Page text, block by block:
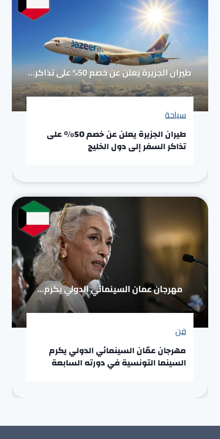
سياحة
طيران الجزيرة يعلن عن خصم 50% على
تذاكر السفر إلى دول الخليج
فن
مهرجان عمّان السينمائي الدولي يكرم
السينما التونسية في دورته السابعة